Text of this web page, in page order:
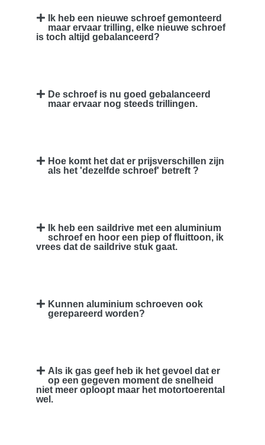
Ik heb een nieuwe schroef gemonteerd
maar ervaar trilling, elke nieuwe schroef
is toch altijd gebalanceerd?
De schroef is nu goed gebalanceerd
maar ervaar nog steeds trillingen.
Hoe komt het dat er prijsverschillen zijn
als het 'dezelfde schroef' betreft ?
Ik heb een saildrive met een aluminium
schroef en hoor een piep of fluittoon, ik
vrees dat de saildrive stuk gaat.
Kunnen aluminium schroeven ook
gerepareerd worden?
Als ik gas geef heb ik het gevoel dat er
op een gegeven moment de snelheid
niet meer oploopt maar het motortoerental
wel.